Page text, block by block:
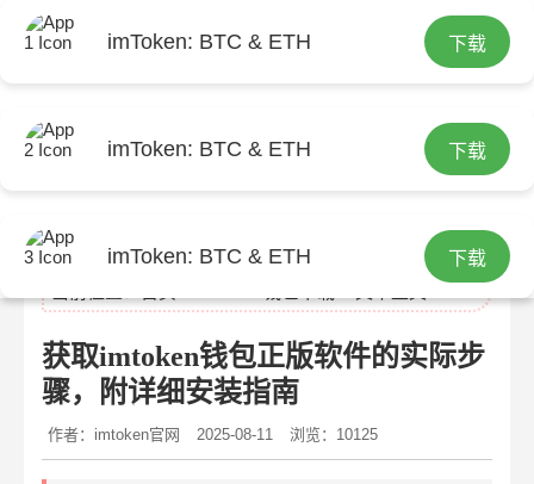
imToken: BTC & ETH 下载
imToken: BTC & ETH 下载
imToken: BTC & ETH 下载
获取imtoken钱包正版软件的实际步
骤，附详细安装指南
作者：imtoken官网 2025-08-11 浏览：10125